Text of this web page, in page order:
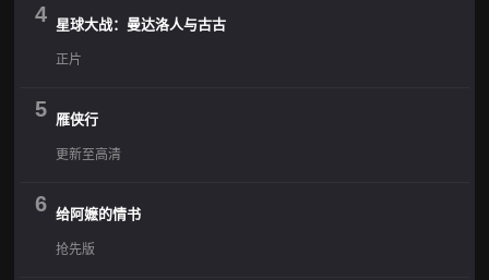
4 星球大战：曼达洛人与古古
正片
5 雁侠行
更新至高清
6 给阿嬷的情书
抢先版